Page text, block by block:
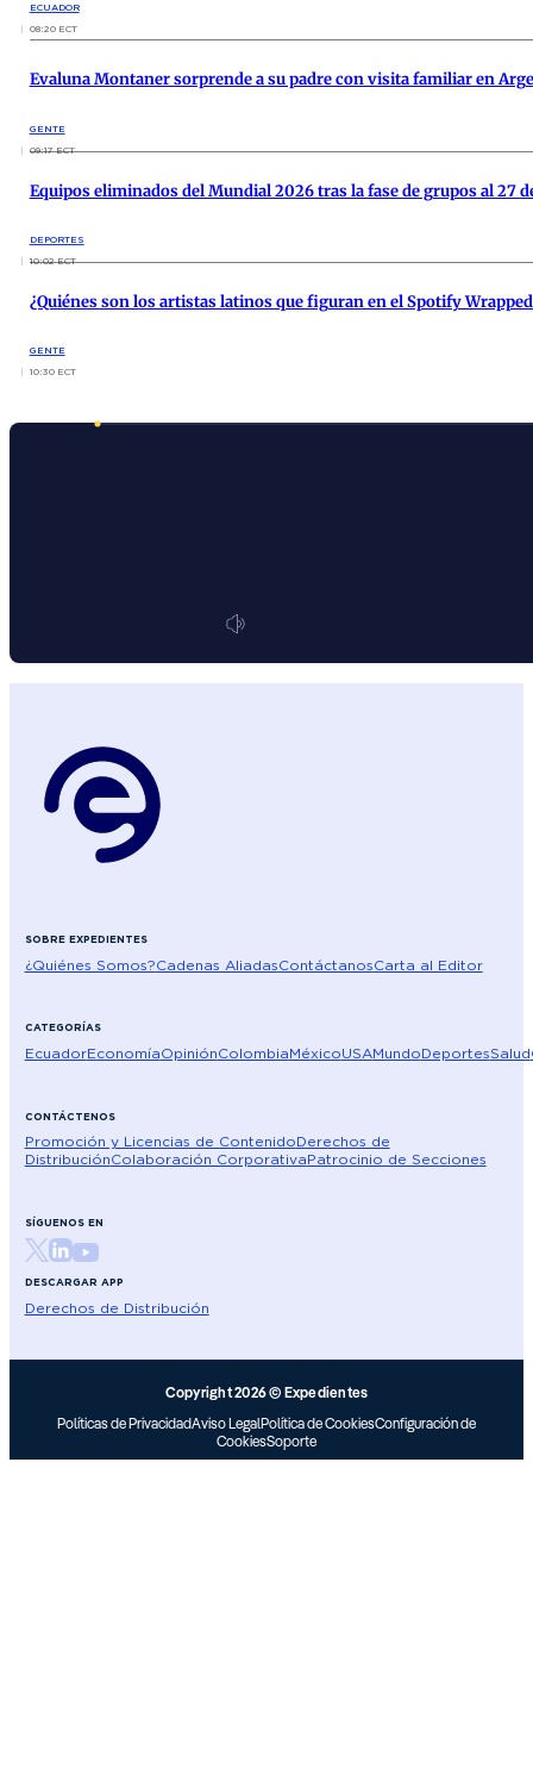
ECUADOR
08:20 ECT
Evaluna Montaner sorprende a su padre con visita familiar en
GENTE
09:17 ECT
Equipos eliminados del Mundial 2026 tras la fase de grupos al 27
DEPORTES
10:02 ECT
¿Quiénes son los artistas latinos que figuran en el Spotify
GENTE
10:30 ECT
SOBRE EXPEDIENTES
¿Quiénes Somos?Cadenas AliadasContáctanosCarta al Editor
CATEGORÍAS
EcuadorEconomíaOpiniónColombiaMéxicoUSAMundoDeportesSalud
CONTÁCTENOS
Promoción y Licencias de ContenidoDerechos de
DistribuciónColaboración CorporativaPatrocinio de Secciones
SÍGUENOS EN
DESCARGAR APP
Derechos de Distribución
Copyright 2026 © Expedientes
Políticas de PrivacidadAviso LegalPolítica de CookiesConfiguración de
CookiesSoporte